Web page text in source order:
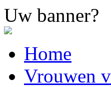
Uw banner?
Home
Vrouwen